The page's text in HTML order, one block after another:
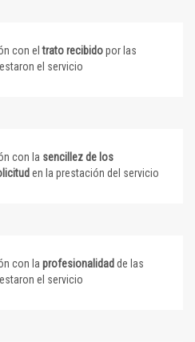
con eltrato recibidopor las
el servicio
con la sencillez de los
en la prestación del servicio
con la profesionalidad de las
el servicio